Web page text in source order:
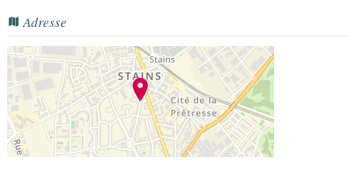
Adresse